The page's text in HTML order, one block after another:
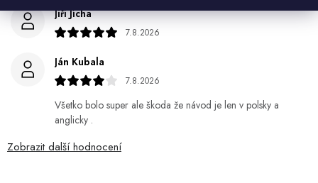
Jiří Jícha
7.8.2026
Ján Kubala
7.8.2026
Všetko bolo super ale škoda že návod je len v polsky a
anglicky .
Zobrazit další hodnocení